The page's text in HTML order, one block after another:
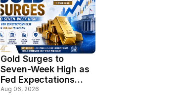
Gold Surges to
Seven-Week High as
Fed Expectations
Ease and Dollar
Aug 06, 2026